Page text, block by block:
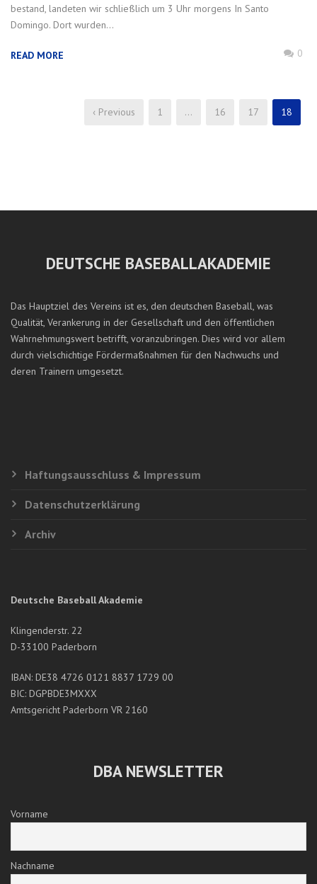
bestand, landeten wir schließlich um 3 Uhr morgens In Santo
Domingo. Dort wurden...
READ MORE 0
‹ Previous 1 … 16 17 18
DEUTSCHE BASEBALLAKADEMIE
Das Hauptziel des Vereins ist es, den deutschen Baseball, was
Qualität, Verankerung in der Gesellschaft und den öffentlichen
Wahrnehmungswert betrifft, voranzubringen. Dies wird vor allem
durch vielschichtige Fördermaßnahmen für den Nachwuchs und
deren Trainern umgesetzt.
Haftungsausschluss & Impressum
Datenschutzerklärung
Archiv
Deutsche Baseball Akademie
Klingenderstr. 22
D-33100 Paderborn
IBAN: DE38 4726 0121 8837 1729 00
BIC: DGPBDE3MXXX
Amtsgericht Paderborn VR 2160
DBA NEWSLETTER
Vorname
Nachname